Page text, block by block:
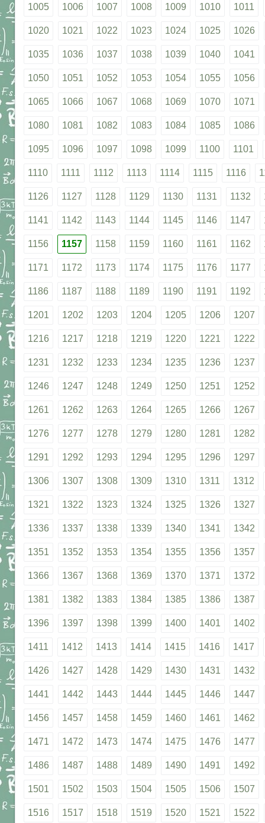
1005 1006 1007 1008 1009 1010 1011
1020 1021 1022 1023 1024 1025 1026
1035 1036 1037 1038 1039 1040 1041
1050 1051 1052 1053 1054 1055 1056
1065 1066 1067 1068 1069 1070 1071
1080 1081 1082 1083 1084 1085 1086
1095 1096 1097 1098 1099 1100 1101
1110 1111 1112 1113 1114 1115 1116
1126 1127 1128 1129 1130 1131 1132
1141 1142 1143 1144 1145 1146 1147
1156 1157 1158 1159 1160 1161 1162
1171 1172 1173 1174 1175 1176 1177
1186 1187 1188 1189 1190 1191 1192
1201 1202 1203 1204 1205 1206 1207
1216 1217 1218 1219 1220 1221 1222
1231 1232 1233 1234 1235 1236 1237
1246 1247 1248 1249 1250 1251 1252
1261 1262 1263 1264 1265 1266 1267
1276 1277 1278 1279 1280 1281 1282
1291 1292 1293 1294 1295 1296 1297
1306 1307 1308 1309 1310 1311 1312
1321 1322 1323 1324 1325 1326 1327
1336 1337 1338 1339 1340 1341 1342
1351 1352 1353 1354 1355 1356 1357
1366 1367 1368 1369 1370 1371 1372
1381 1382 1383 1384 1385 1386 1387
1396 1397 1398 1399 1400 1401 1402
1411 1412 1413 1414 1415 1416 1417
1426 1427 1428 1429 1430 1431 1432
1441 1442 1443 1444 1445 1446 1447
1456 1457 1458 1459 1460 1461 1462
1471 1472 1473 1474 1475 1476 1477
1486 1487 1488 1489 1490 1491 1492
1501 1502 1503 1504 1505 1506 1507
1516 1517 1518 1519 1520 1521 1522